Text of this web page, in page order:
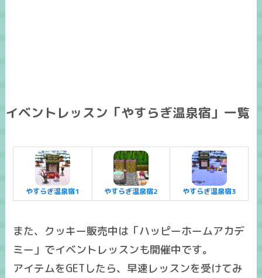
イベントレッスン「やすらぎ温泉宿」一覧
やすらぎ温泉宿1 やすらぎ温泉宿2 やすらぎ温泉宿3
また、クッキー販売中は「ハッピーホームアカデ
ミー」でイベントレッスンも開催中です。
アイテムをGETしたら、早速レッスンを受けてみ